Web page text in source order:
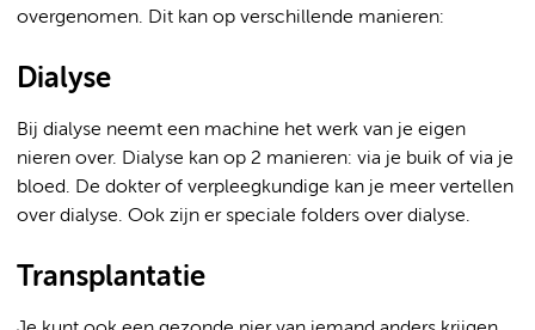
overgenomen. Dit kan op verschillende manieren:
Dialyse
Bij dialyse neemt een machine het werk van je eigen
nieren over. Dialyse kan op 2 manieren: via je buik of via je
bloed. De dokter of verpleegkundige kan je meer vertellen
over dialyse. Ook zijn er speciale folders over dialyse.
Transplantatie